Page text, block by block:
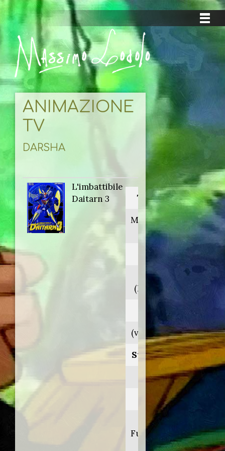
ANIMAZIONE
TV
DARSHA
L'imbattibile
Daitarn 3
Titolo originale:
Muteki kôjin Daitân
3
Anno:
1978>1979
(Doppiaggio 2006)
Personaggio:
(voce originale n.d.)
Stagione.Episodio:
1.40
Regia di:
Fujiwara/Yoshiyuki
Tomino